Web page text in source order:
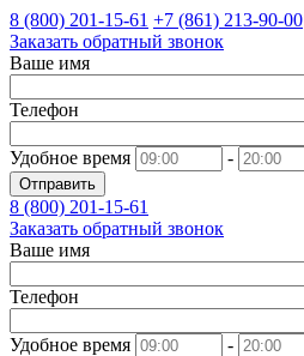
8 (800) 201-15-61 +7 (861) 213-90-00
Заказать обратный звонок
Ваше имя
Телефон
Удобное время -
Отправить
8 (800) 201-15-61
Заказать обратный звонок
Ваше имя
Телефон
Удобное время -